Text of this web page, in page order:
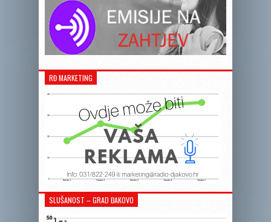
RĐ MARKETING
SLUŠANOST – GRAD ĐAKOVO